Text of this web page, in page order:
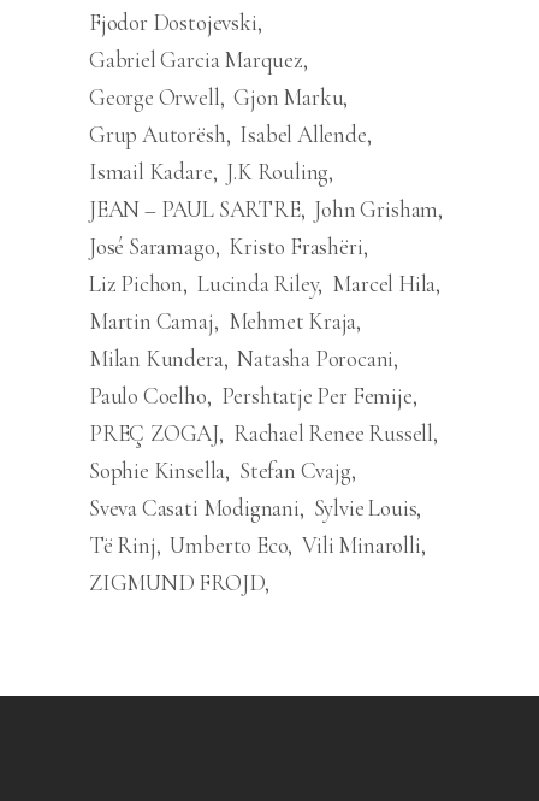
Fjodor Dostojevski
Gabriel Garcia Marquez
George Orwell Gjon Marku
Grup Autorësh Isabel Allende
Ismail Kadare J.K Rouling
JEAN – PAUL SARTRE John Grisham
José Saramago Kristo Frashëri
Liz Pichon Lucinda Riley Marcel Hila
Martin Camaj
Mehmet Kraja
Milan Kundera Natasha Porocani
Paulo Coelho
Pershtatje Per Femije
PREÇ ZOGAJ
Rachael Renee Russell
Sophie Kinsella Stefan Cvajg
Sveva Casati Modignani
Sylvie Louis
Të Rinj Umberto Eco Vili Minarolli
ZIGMUND FROJD